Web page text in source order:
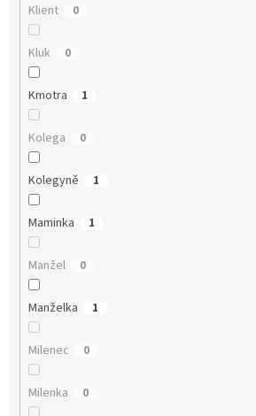
Klient 0
Kluk 0
Kmotra 1
Kolega 0
Kolegyně 1
Maminka 1
Manžel 0
Manželka 1
Milenec 0
Milenka 0